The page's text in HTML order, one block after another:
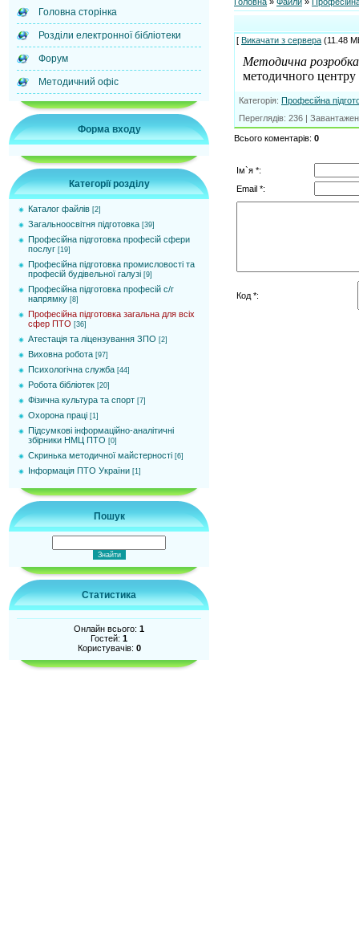
Головна сторінка
Розділи електронної бібліотеки
Форум
Методичний офіс
Форма входу
Категорії розділу
Каталог файлів [2]
Загальноосвітня підготовка [39]
Професійна підготовка професій сфери
послуг [19]
Професійна підготовка промисловості та
професій будівельної галузі [9]
Професійна підготовка професій с/г
напрямку [8]
Професійна підготовка загальна для всіх
сфер ПТО [36]
Атестація та ліцензування ЗПО [2]
Виховна робота [97]
Психологічна служба [44]
Робота бібліотек [20]
Фізична культура та спорт [7]
Охорона праці [1]
Підсумкові інформаційно-аналітичні
збірники НМЦ ПТО [0]
Cкринька методичної майстерності [6]
Інформація ПТО України [1]
Пошук
Статистика
Онлайн всього: 1
Гостей: 1
Користувачів: 0
[ Викачати з сервера (11.48
Методична розробка
методичного центру
Категорія: Професійна
Переглядів: 236
Всього коментарів: 0
Ім`я *:
Email *:
Код *: